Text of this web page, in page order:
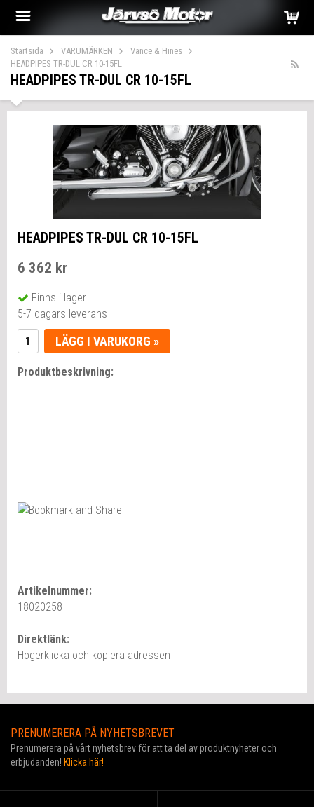
Startsida VARUMÄRKEN
Vance & Hines
HEADPIPES TR-DUL CR 10-15FL
HEADPIPES TR-DUL CR 10-15FL
HEADPIPES TR-DUL CR 10-15FL
6 362 kr
Finns i lager
5-7 dagars leverans
LÄGG I VARUKORG »
Produktbeskrivning:
Artikelnummer:
18020258
Direktlänk:
Högerklicka och kopiera adressen
PRENUMERERA PÅ NYHETSBREVET
Prenumerera på vårt nyhetsbrev för att ta del av produktnyheter och
erbjudanden! Klicka här!